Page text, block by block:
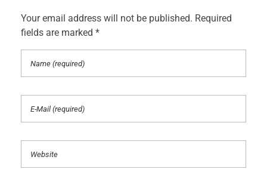
Your email address will not be published. Required
fields are marked *